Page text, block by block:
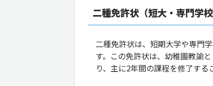
二種免許状（短大・専門学校
二種免許状は、短期大学や専門
す。この免許状は、幼稚園教諭
り、主に2年間の課程を修了する